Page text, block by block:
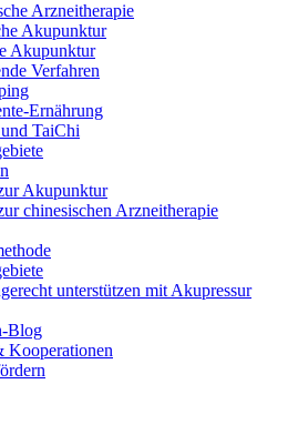
Arzneitherapie
Akupunktur
Akupunktur
Verfahren
Ernährung
TaiChi
Akupunktur
chinesischen Arzneitherapie
unterstützen mit Akupressur
Blog
Kooperationen